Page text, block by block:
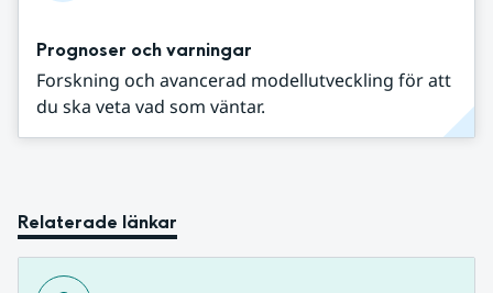
Prognoser och varningar
Forskning och avancerad modellutveckling för att
du ska veta vad som väntar.
Relaterade länkar